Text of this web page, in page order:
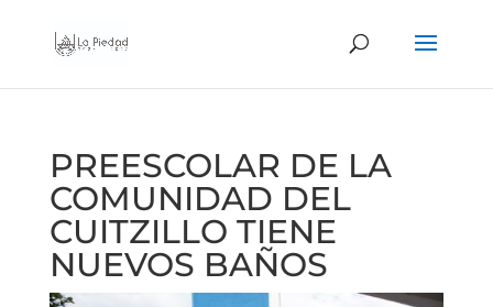
PREESCOLAR DE LA
COMUNIDAD DEL
CUITZILLO TIENE
NUEVOS BAÑOS